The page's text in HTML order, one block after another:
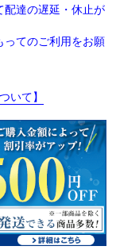
配達の遅延・休止が
ってのご利用をお願
いて】